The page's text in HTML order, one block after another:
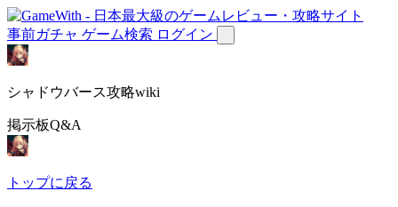
事前ガチャ ゲーム検索 ログイン
シャドウバース攻略wiki
掲示板Q&A
トップに戻る